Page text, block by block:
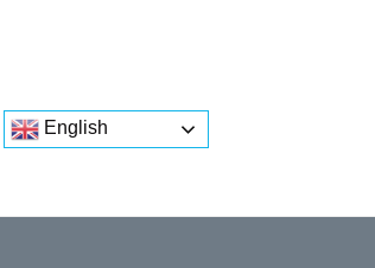
English